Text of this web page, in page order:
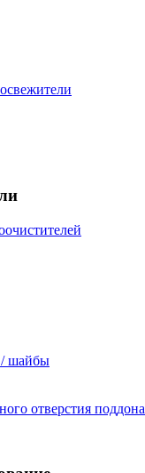
/ шайбы
отверстия поддона